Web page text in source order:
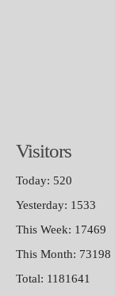
Visitors
Today: 520
Yesterday: 1533
This Week: 17469
This Month: 73198
Total: 1181641